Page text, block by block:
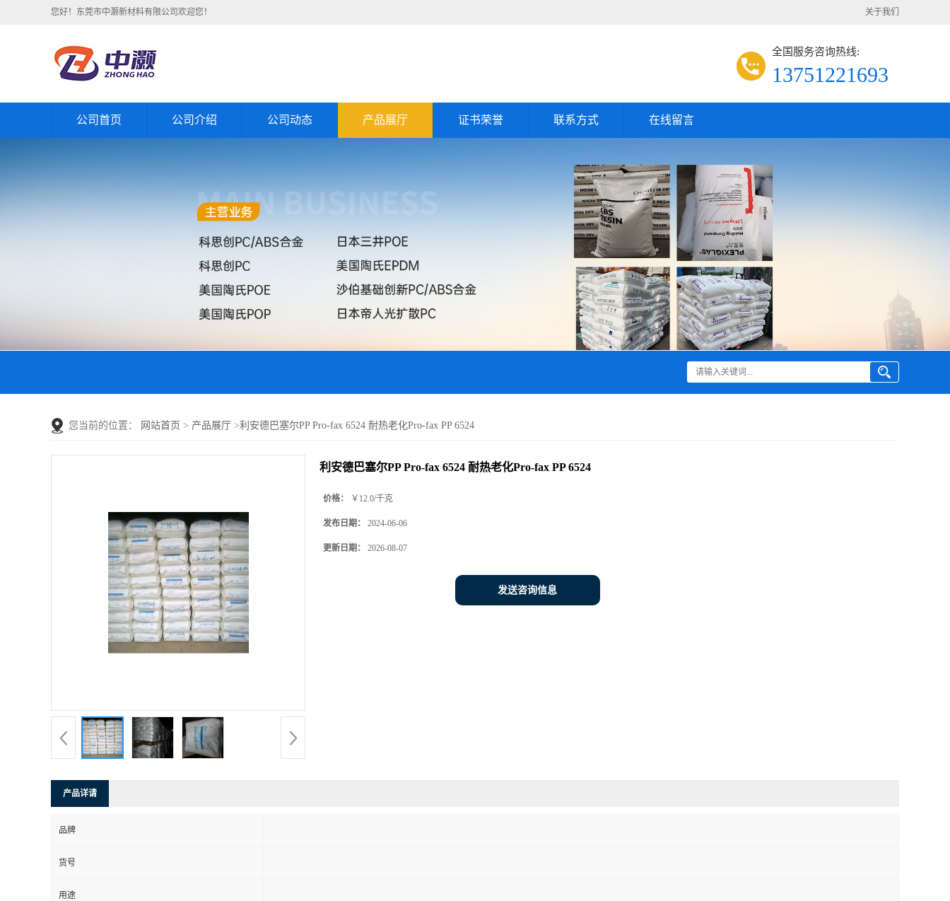
您好！东莞市中灏新材料有限公司欢迎您！ 关于我们
全国服务咨询热线:
13751221693
公司首页 公司介绍 公司动态 产品展厅 证书荣誉 联系方式 在线留言
您当前的位置： 网站首页 > 产品展厅 >利安德巴塞尔PP Pro-fax 6524 耐热老化Pro-fax PP 6524
利安德巴塞尔PP Pro-fax 6524 耐热老化Pro-fax PP 6524
价格： ￥12.0/千克
发布日期： 2024-06-06
更新日期： 2026-08-07
发送咨询信息
产品详请
品牌
货号
用途